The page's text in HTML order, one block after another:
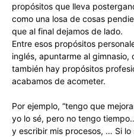
propósitos que lleva
como una losa de cosas
que al final dejamos de lado.
Entre esos propósitos
inglés, apuntarme al
también hay propósitos
acabamos de acometer.
Por ejemplo, “tengo que
yo lo sé, pero no tengo
y escribir mis procesos, … Si